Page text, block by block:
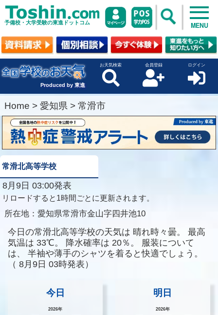
予備校・大学受験の東進ドットコム MENU
Produced by 東進
お天気検索 会員登録 ログイン
Home > 愛知県 > 常滑市
常滑北高等学校
8月9日 03:00発表
リロードすると1時間ごとに更新されます。
所在地： 愛知県常滑市金山字四井池10
今日の常滑北高等学校の天気は 晴れ時々曇。
最高
気温は 33℃。 降水確率は 20％。
服装について
は、
半袖や薄手のシャツを着ると快適でしょう。
（ 8月9日 03時発表）
今日
2026年
明日
2026年